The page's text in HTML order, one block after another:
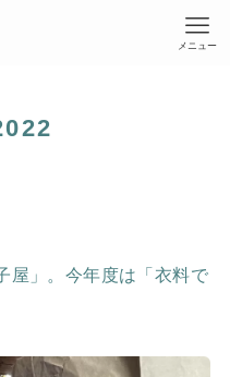
メニュー
屋」。今年度は「衣料で